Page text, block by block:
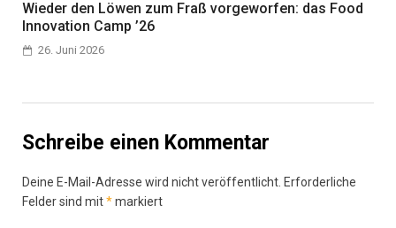
Wieder den Löwen zum Fraß vorgeworfen: das Food
Innovation Camp ’26
26. Juni 2026
Schreibe einen Kommentar
Deine E-Mail-Adresse wird nicht veröffentlicht. Erforderliche
Felder sind mit*markiert